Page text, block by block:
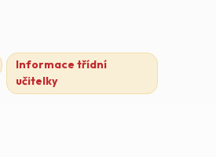
Informace třídní
učitelky